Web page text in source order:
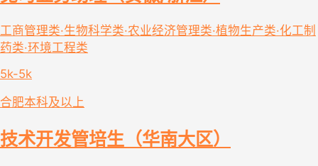
工商管理类·生物科学类·农业经济管理类·植物生产类·化工制
药类·环境工程类
5k-5k
合肥本科及以上
技术开发管培生（华南大区）